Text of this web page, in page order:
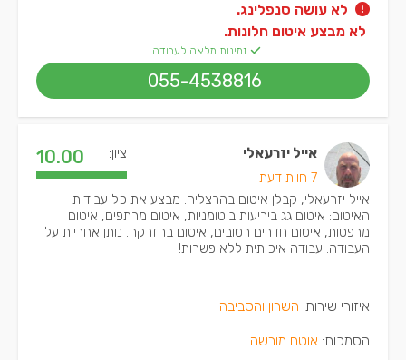
לא עושה סנפלינג.
זמינות מלאה לעבודה
055-4538816
אייל יזרעאלי
7 חוות דעת
ציון: 10.00
אייל יזרעאלי, קבלן איטום בהרצליה. מבצע את כל עבודות
האיטום: איטום גג ביריעות ביטומניות, איטום מרתפים, איטום
מרפסות, איטום חדרים רטובים, איטום בהזרקה. נותן אחריות על
העבודה. עבודה איכותית ללא פשרות!
איזורי שירות: השרון והסביבה
הסמכות: אוטם מורשה